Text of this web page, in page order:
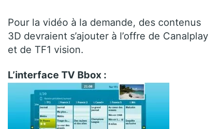
Pour la vidéo à la demande, des contenus
3D devraient s’ajouter à l’offre de Canalplay
et de TF1 vision.
L’interface TV Bbox :